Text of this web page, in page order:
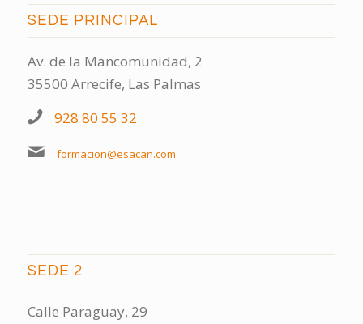
SEDE PRINCIPAL
Av. de la Mancomunidad, 2
35500 Arrecife, Las Palmas
928 80 55 32
formacion@esacan.com
SEDE 2
Calle Paraguay, 29